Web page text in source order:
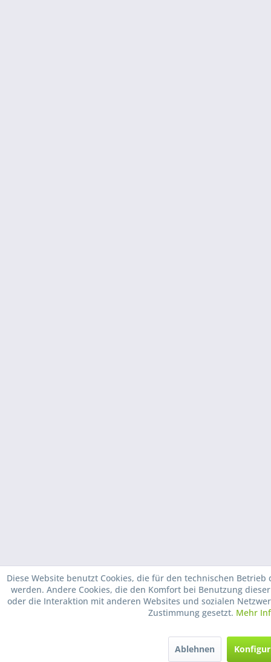
Diese Website benutzt Cookies, die für den technischen
werden. Andere Cookies, die den Komfort bei Benutzung
oder die Interaktion mit anderen Websites und sozialen
Zustimmung gesetzt. Mehr
Ablehnen